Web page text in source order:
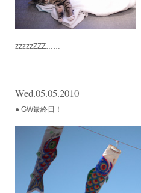
zzzzzZZZ……
Wed.05.05.2010
● GW最終日！